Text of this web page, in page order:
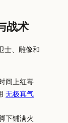
战术
士、雕像和
间上红毒
无极真气
下铺满火